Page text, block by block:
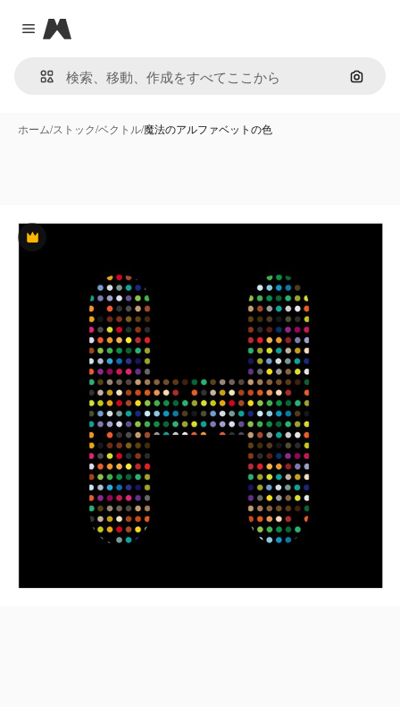
Close menu
Magnific
画像で
ホーム/ストック/ベクトル/魔法のアルファベットの色
Premium